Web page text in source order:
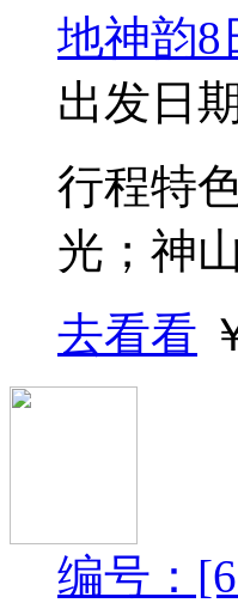
地神韵8
出发日
行程特
光；神
去看看
编号：